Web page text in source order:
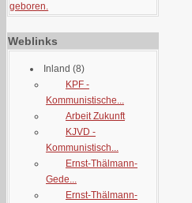
geboren.
Weblinks
Inland (8)
KPF -
Kommunistische...
Arbeit Zukunft
KJVD -
Kommunistisch...
Ernst-Thälmann-
Gede...
Ernst-Thälmann-